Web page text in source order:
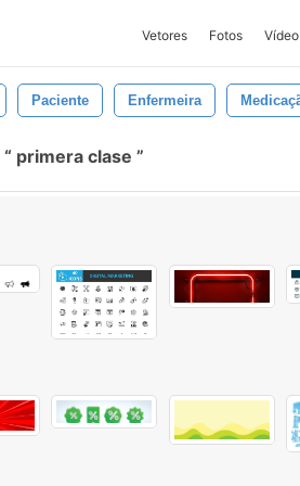
Vetores Fotos Vídeo
Paciente Enfermeira
primera clase